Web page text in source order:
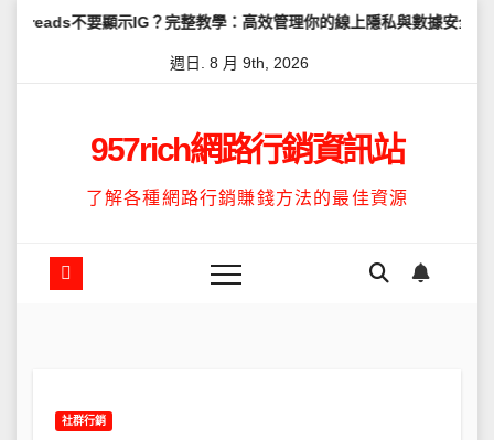
IG？完整教學：高效管理你的線上隱私與數據安全 怎麼讓
週日. 8 月 9th, 2026
957rich網路行銷資訊站
了解各種網路行銷賺錢方法的最佳資源
社群行銷